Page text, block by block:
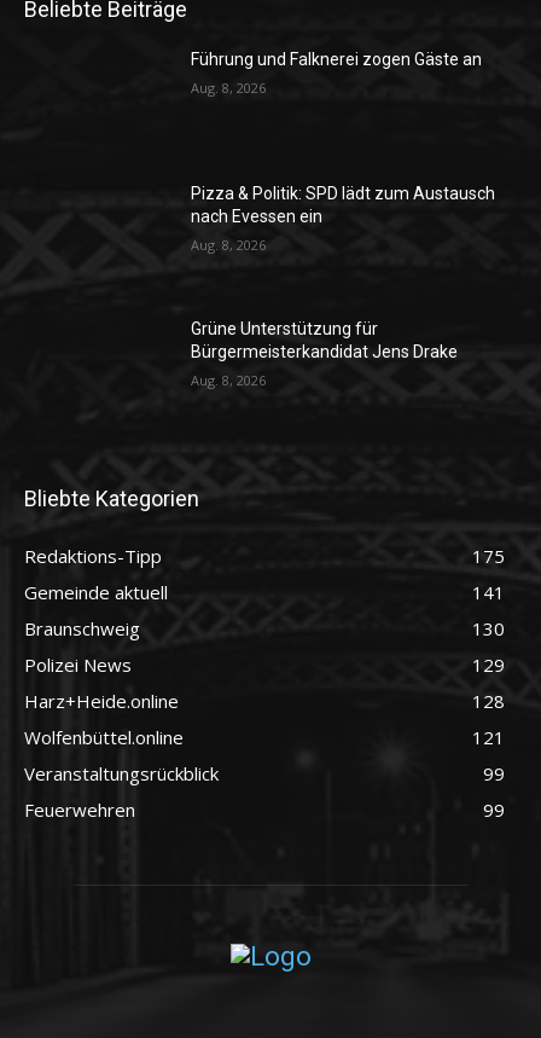
Beliebte Beiträge
Führung und Falknerei zogen Gäste an
Aug. 8, 2026
Pizza & Politik: SPD lädt zum Austausch
nach Evessen ein
Aug. 8, 2026
Grüne Unterstützung für
Bürgermeisterkandidat Jens Drake
Aug. 8, 2026
Bliebte Kategorien
Redaktions-Tipp
175
Gemeinde aktuell
141
Braunschweig
130
Polizei News
129
Harz+Heide.online
128
Wolfenbüttel.online
121
Veranstaltungsrückblick
99
Feuerwehren
99